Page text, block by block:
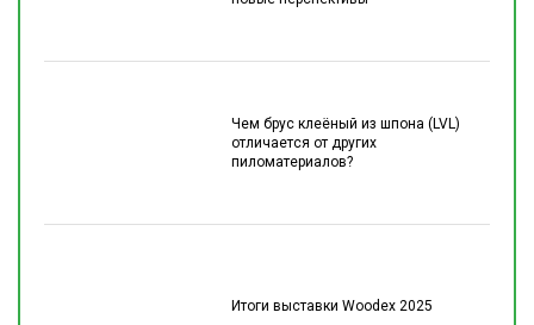
Чем брус клеёный из шпона (LVL)
отличается от других
пиломатериалов?
Итоги выставки Woodex 2025